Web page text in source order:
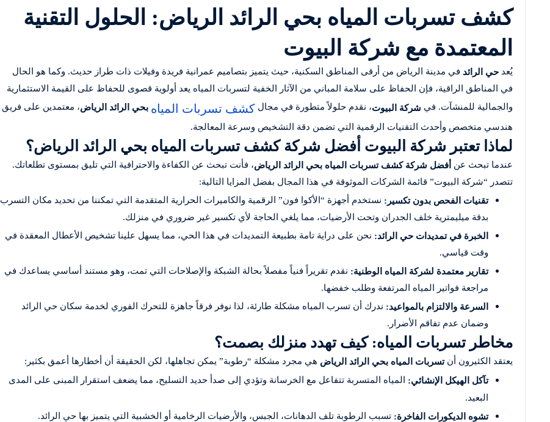
كشف تسربات المياه بحي الرائد الرياض: الحلول التقنية
المعتمدة مع شركة البيوت
يُعد حي الرائد في مدينة الرياض من أرقى المناطق السكنية، حيث يتميز بتصاميم عمرانية فريدة وفيلات ذات طراز حديث. وكما هو الحال
في المناطق الراقية، فإن الحفاظ على سلامة المباني من الآثار الخفية لتسربات المياه يعد أولوية قصوى للحفاظ على القيمة الاستثمارية
والجمالية للمنشآت. في شركة البيوت، نقدم حلولاً متطورة في مجال كشف تسربات المياه بحي الرائد الرياض، معتمدين على فريق
هندسي متخصص وأحدث التقنيات الرقمية التي تضمن دقة التشخيص وسرعة المعالجة.
لماذا تعتبر شركة البيوت أفضل شركة كشف تسربات المياه بحي الرائد الرياض؟
عندما تبحث عن أفضل شركة كشف تسربات المياه بحي الرائد الرياض، فأنت تبحث عن الكفاءة والاحترافية التي تليق بمستوى تطلعاتك.
تتصدر “شركة البيوت” قائمة الشركات الموثوقة في هذا المجال بفضل المزايا التالية:
تقنيات الفحص بدون تكسير: نستخدم أجهزة “الأكوا فون” الرقمية والكاميرات الحرارية المتقدمة التي تمكننا من تحديد مكان التسرب
بدقة ميليمترية خلف الجدران وتحت الأرضيات، مما يلغي الحاجة لأي تكسير غير ضروري في منزلك.
الخبرة في تمديدات حي الرائد: نحن على دراية تامة بطبيعة التمديدات في هذا الحي، مما يسهل علينا تشخيص الأعطال المعقدة في
وقت قياسي.
تقارير معتمدة لشركة المياه الوطنية: نقدم تقريراً فنياً مفصلاً بحالة الشبكة والإصلاحات التي تمت، وهو مستند أساسي يساعدك في
مراجعة فواتير المياه المرتفعة وطلب خفضها.
السرعة والالتزام بالمواعيد: ندرك أن تسرب المياه مشكلة طارئة، لذا نوفر فرقاً جاهزة للتحرك الفوري لخدمة سكان حي الرائد
وضمان عدم تفاقم الأضرار.
مخاطر تسربات المياه: كيف تهدد منزلك بصمت؟
يعتقد الكثيرون أنتسربات المياه بحي الرائد الرياض هي مجرد مشكلة “رطوبة” يمكن تجاهلها، لكن الحقيقة أن أخطارها أعمق بكثير:
تآكل الهيكل الإنشائي: المياه المتسربة تتفاعل مع الخرسانة وتؤدي إلى صدأ حديد التسليح، مما يضعف استقرار المبنى على المدى
البعيد.
تشوه الديكورات الفاخرة: تسبب الرطوبة تلف الدهانات، الجبس، والأرضيات الرخامية أو الخشبية التي يتميز بها حي الرائد.